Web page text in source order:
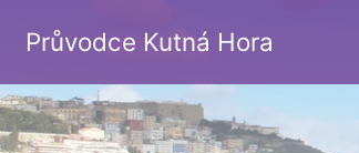
Průvodce Kutná Hora